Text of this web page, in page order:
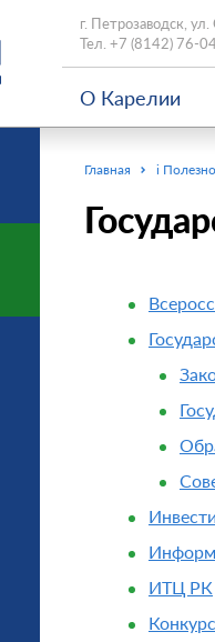
г. Петрозаводск,
Тел. +7 (8142) 76-
О Карелии
Главная i
ИТЦ РК